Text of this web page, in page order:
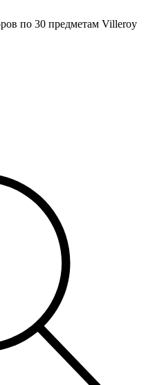
по 30 предметам Villeroy